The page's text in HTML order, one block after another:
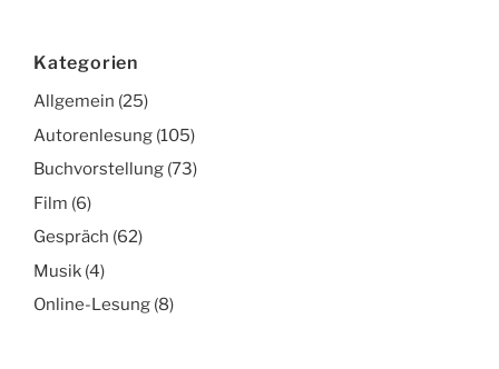
Kategorien
Allgemein (25)
Autorenlesung (105)
Buchvorstellung (73)
Film (6)
Gespräch (62)
Musik (4)
Online-Lesung (8)